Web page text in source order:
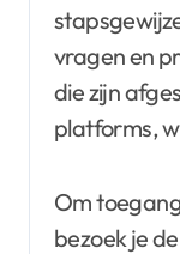
vragen en
die zijn
platforms,
Om
bezoek je